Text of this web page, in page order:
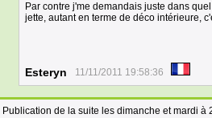
Par contre j'me demandais juste dans
jette, autant en terme de déco intérieure,
Esteryn 11/11/2011 19:58:36
Publication de la suite les dimanche et mardi à